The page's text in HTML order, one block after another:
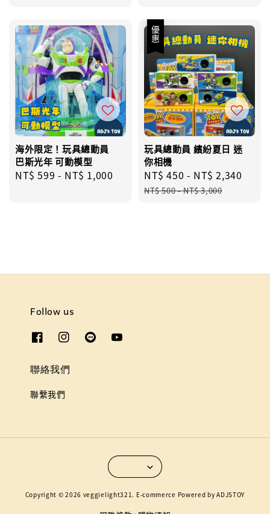
海外限定！玩具總動員
巴斯光年 可動模型
Regular
NT$ 599 - NT$ 1,000
優惠
玩具總動員 繽紛夏日 迷
你相機
Sale
price
NT$ 450 - NT$ 2,340
NT$ 500-NT$ 3,000
Follow us
聯絡我們
聯繫我們
Copyright © 2026 veggielight321. E-commerce Powered by ADJSTOY